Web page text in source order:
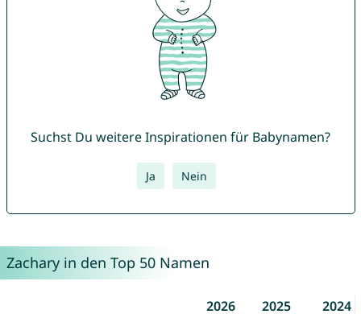
Suchst Du weitere Inspirationen für Babynamen?
Ja Nein
Zachary in den Top 50 Namen
2026 2025 2024